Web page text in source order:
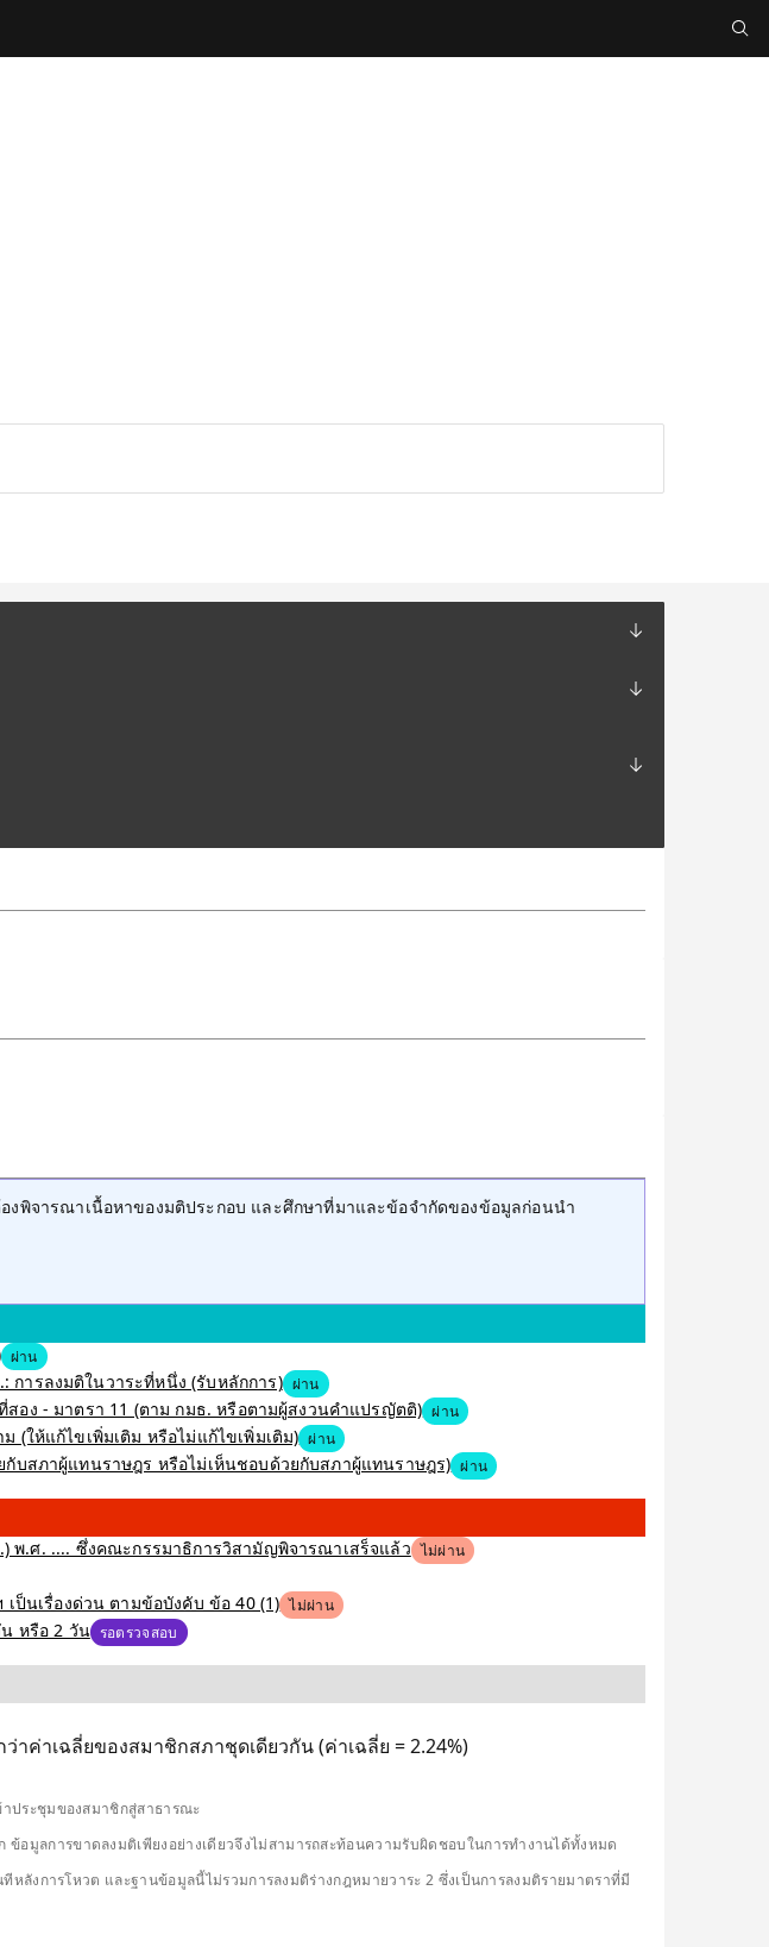
งพิจารณาเนื้อหาของมติประกอบ และศึกษาที่มาและข้อจำกัดของข้อมูลก่อนนำ
ผ่าน
การลงมติในวาระที่หนึ่ง (รับหลักการ) ผ่าน
อง - มาตรา 11 (ตาม กมธ. หรือตามผู้สงวนคำแปรญัตติ) ผ่าน
ให้แก้ไขเพิ่มเติม หรือไม่แก้ไขเพิ่มเติม) ผ่าน
บสภาผู้แทนราษฎร หรือไม่เห็นชอบด้วยกับสภาผู้แทนราษฎร) ผ่าน
พ.ศ. .... ซึ่งคณะกรรมาธิการวิสามัญพิจารณาเสร็จแล้ว ไม่ผ่าน
นเรื่องด่วน ตามข้อบังคับ ข้อ 40 (1) ไม่ผ่าน
หรือ 2 วัน รอตรวจสอบ
ค่าเฉลี่ยของสมาชิกสภาชุดเดียวกัน (ค่าเฉลี่ย = 2.24%)
ประชุมของสมาชิกสู่สาธารณะ
มูลการขาดลงมติเพียงอย่างเดียวจึงไม่สามารถสะท้อนความรับผิดชอบในการทำงานได้ทั้งหมด
หลังการโหวต และฐานข้อมูลนี้ไม่รวมการลงมติร่างกฎหมายวาระ 2 ซึ่งเป็นการลงมติรายมาตราที่มี